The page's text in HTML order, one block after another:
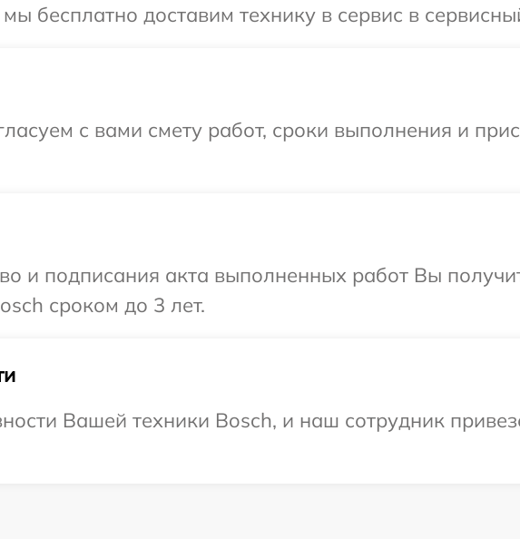
бесплатно доставим технику в сервис в
с вами смету работ, сроки выполнения и
и подписания акта выполненных работ Вы
сроком до 3 лет.
Вашей техники Bosch, и наш сотрудник